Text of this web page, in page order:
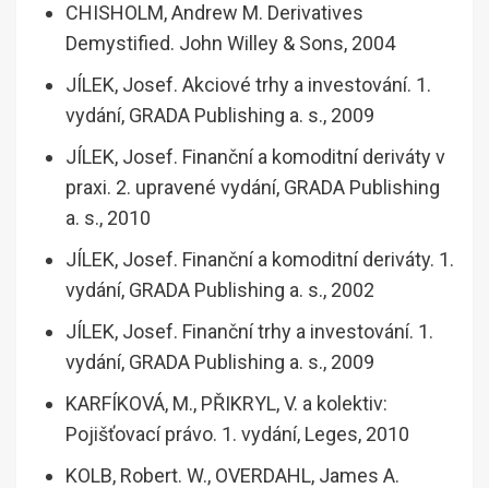
CHISHOLM, Andrew M. Derivatives
Demystified. John Willey & Sons, 2004
JÍLEK, Josef. Akciové trhy a investování. 1.
vydání, GRADA Publishing a. s., 2009
JÍLEK, Josef. Finanční a komoditní deriváty v
praxi. 2. upravené vydání, GRADA Publishing
a. s., 2010
JÍLEK, Josef. Finanční a komoditní deriváty. 1.
vydání, GRADA Publishing a. s., 2002
JÍLEK, Josef. Finanční trhy a investování. 1.
vydání, GRADA Publishing a. s., 2009
KARFÍKOVÁ, M., PŘIKRYL, V. a kolektiv:
Pojišťovací právo. 1. vydání, Leges, 2010
KOLB, Robert. W., OVERDAHL, James A.